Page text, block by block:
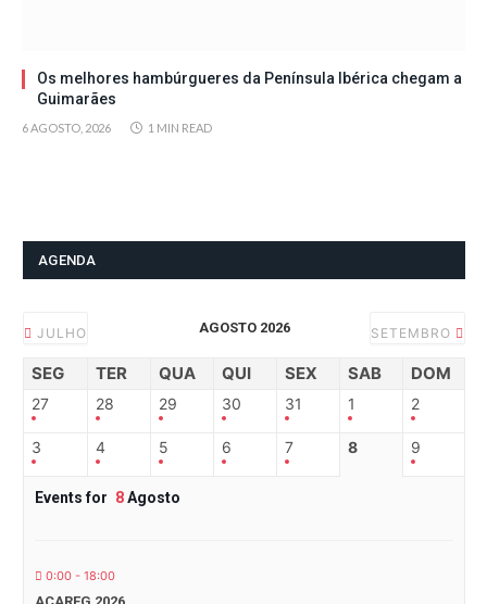
Os melhores hambúrgueres da Península Ibérica chegam a
Guimarães
6 AGOSTO, 2026 1 MIN READ
AGENDA
JULHO AGOSTO 2026 SETEMBRO
SEG TER QUA QUI SEX SAB DOM
27 28 29 30 31 1 2
3 4 5 6 7 8 9
Events for 8Agosto
0:00 - 18:00